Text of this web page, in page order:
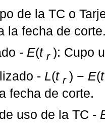
de la TC o
la fecha de
- E(t r ): Cupo
- L(t r ) − E(t
fecha de corte.
uso de la TC -